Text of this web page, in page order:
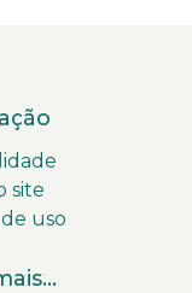
site
uso